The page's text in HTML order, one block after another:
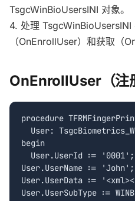
TsgcWinBioUsersINI 对象。
4. 处理 TsgcWinBioUsersINI
（OnEnrollUser）和获取（
OnEnrollUser（注
procedure
User:
begin
  User.UserId := '0001';
User.UserName := 'John';
User.UserData :=
User.UserSubType :=